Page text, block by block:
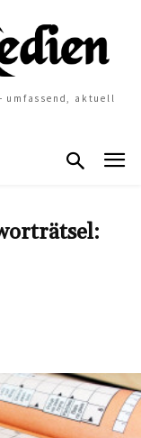
umfassend, aktuell